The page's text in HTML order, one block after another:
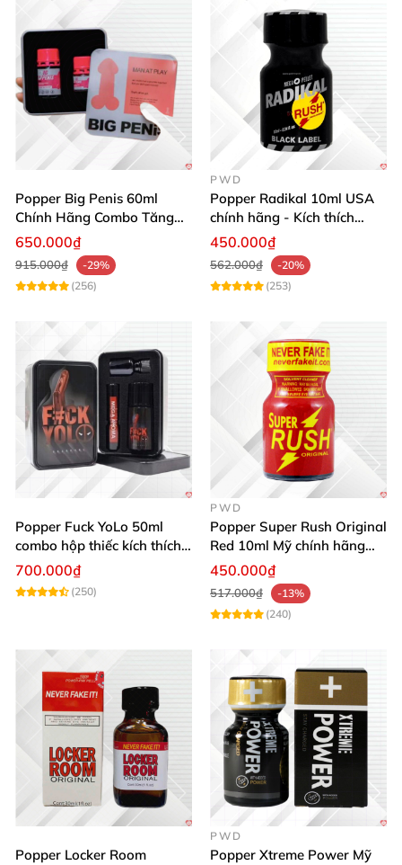
Popper Big Penis 60ml
Chính Hãng Combo Tăng
Phê Mạnh Mẽ Cho Top Bot
650.000₫
915.000₫
-29%
(256)
PWD
Popper Radikal 10ml USA
chính hãng - Kích thích
mạnh mẽ, an toàn
450.000₫
562.000₫
-20%
(253)
Popper Fuck YoLo 50ml
combo hộp thiếc kích thích
Top Bot hiệu quả
700.000₫
(250)
PWD
Popper Super Rush Original
Red 10ml Mỹ chính hãng
tăng khoái cảm cực mạnh
450.000₫
517.000₫
-13%
(240)
Popper Locker Room
PWD
Popper Xtreme Power Mỹ